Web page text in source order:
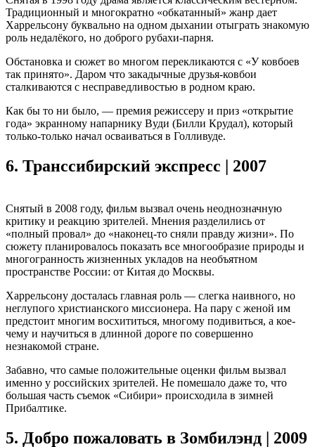
Традиционный и многократно «обкатанный» жанр дает
Харрельсону буквально на одном дыхании отыграть знакомую
роль недалёкого, но доброго рубахи-парня.
Обстановка и сюжет во многом перекликаются с «У ковбоев
так принято». Даром что закадычные друзья-ковбои
сталкиваются с несправедливостью в родном краю.
Как бы то ни было, — премия режиссеру и приз «открытие
года» экранному напарнику Вуди (Билли Крудал), который
только-только начал осваиваться в Голливуде.
6. Транссибирский экспресс | 2007
Снятый в 2008 году, фильм вызвал очень неоднозначную
критику и реакцию зрителей. Мнения разделились от
«полный провал» до «наконец-то сняли правду жизни». По
сюжету планировалось показать все многообразие природы и
многогранность жизненных укладов на необъятном
пространстве России: от Китая до Москвы.
Харрельсону досталась главная роль — слегка наивного, но
неглупого христианского миссионера. На пару с женой им
предстоит многим восхититься, многому подивиться, а кое-
чему и научиться в длинной дороге по совершенно
незнакомой стране.
Забавно, что самые положительные оценки фильм вызвал
именно у российских зрителей. Не помешало даже то, что
большая часть съемок «Сибири» происходила в зимней
Прибалтике.
5. Добро пожаловать в Зомбилэнд | 2009